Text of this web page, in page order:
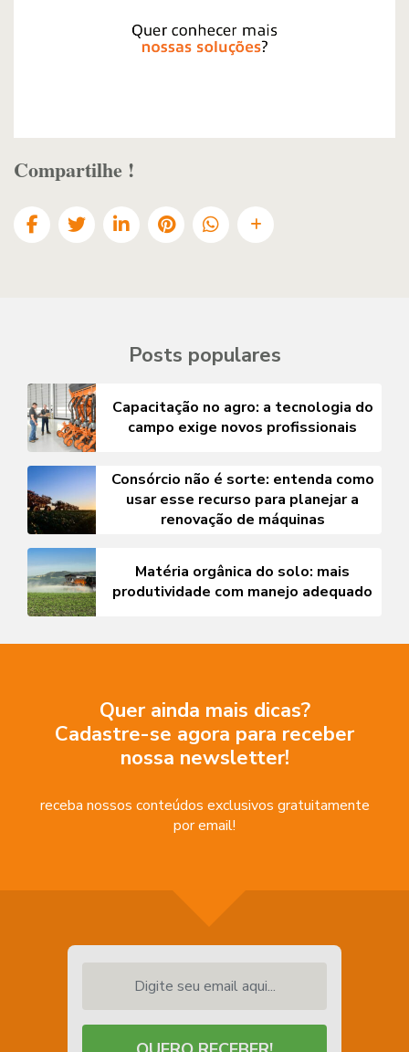
Compartilhe !
Posts populares
Capacitação no agro: a tecnologia do
campo exige novos profissionais
Consórcio não é sorte: entenda como
usar esse recurso para planejar a
renovação de máquinas
Matéria orgânica do solo: mais
produtividade com manejo adequado
Quer ainda mais dicas?
Cadastre-se agora para receber
nossa newsletter!
receba nossos conteúdos exclusivos gratuitamente
por email!